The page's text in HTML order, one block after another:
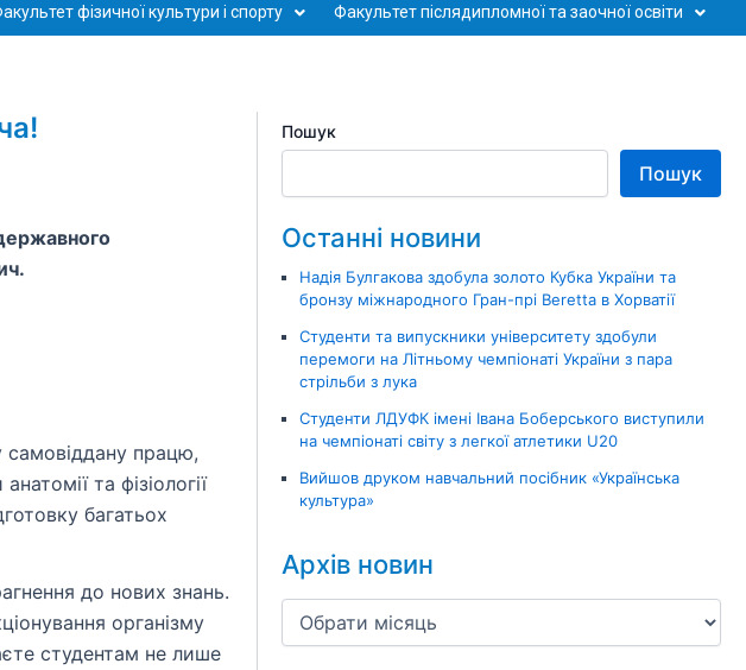
фізичної культури і спорту Факультет післядипломної та заочної освіти
самовіддану працю,
та фізіології
багатьох
до нових знань.
організму
студентам не лише
Пошук
Пошук
Останні новини
Надія Булгакова здобула золото Кубка України та
бронзу міжнародного Гран-прі Beretta в Хорватії
Студенти та випускники університету здобули
перемоги на Літньому чемпіонаті України з пара
стрільби з лука
Студенти ЛДУФК імені Івана Боберського виступили
на чемпіонаті світу з легкої атлетики U20
Вийшов друком навчальний посібник «Українська
культура»
Архів новин